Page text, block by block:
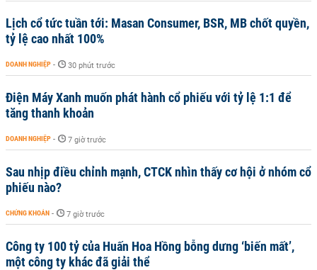
Lịch cổ tức tuần tới: Masan Consumer, BSR, MB chốt quyền,
tỷ lệ cao nhất 100%
DOANH NGHIỆP - 30 phút trước
Điện Máy Xanh muốn phát hành cổ phiếu với tỷ lệ 1:1 để
tăng thanh khoản
DOANH NGHIỆP - 7 giờ trước
Sau nhịp điều chỉnh mạnh, CTCK nhìn thấy cơ hội ở nhóm cổ
phiếu nào?
CHỨNG KHOÁN - 7 giờ trước
Công ty 100 tỷ của Huấn Hoa Hồng bỗng dưng ‘biến mất’,
một công ty khác đã giải thể